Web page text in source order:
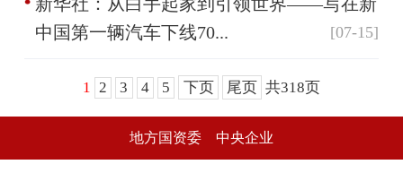
新华社：从白手起家到引领世界——写在新
中国第一辆汽车下线70...
[07-15]
1 2 3 4 5 下页 尾页 共318页
地方国资委 中央企业